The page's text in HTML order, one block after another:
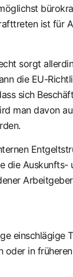
ist für
sorgt
die EU-
sich
man davon
die Auskunfts-
einschlägige
oder in früheren